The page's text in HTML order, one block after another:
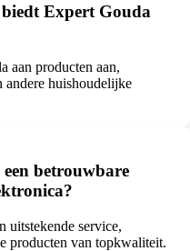
Expert Gouda
aan producten aan,
andere huishoudelijke
betrouwbare
uitstekende service,
producten van topkwaliteit.